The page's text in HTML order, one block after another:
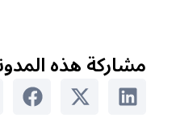
مشاركة هذه